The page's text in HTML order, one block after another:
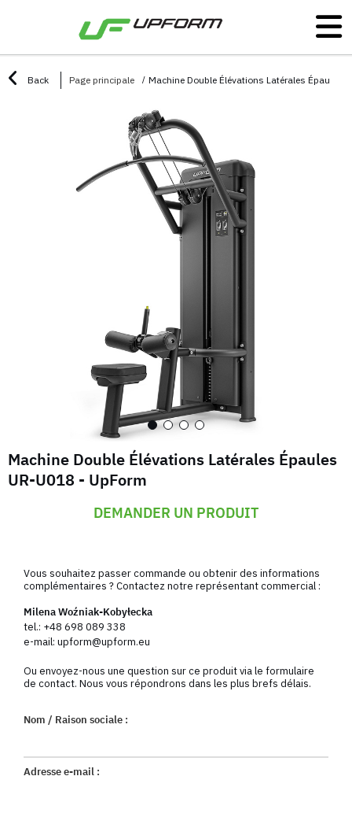
Back Page principale Machine Double Élévations Latérales Épaules
Machine Double Élévations Latérales Épaules
UR-U018 - UpForm
DEMANDER UN PRODUIT
Vous souhaitez passer commande ou obtenir des informations
complémentaires ? Contactez notre représentant commercial :
Milena Woźniak-Kobyłecka
tel.: +48 698 089 338
e-mail: upform@upform.eu
Ou envoyez-nous une question sur ce produit via le formulaire
de contact. Nous vous répondrons dans les plus brefs délais.
Nom / Raison sociale :
Adresse e-mail :